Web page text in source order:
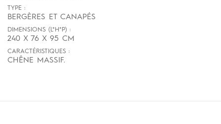
TYPE :
BERGÈRES ET CANAPÉS
DIMENSIONS (L*H*P) :
240 X 76 X 95 CM
CARACTÉRISTIQUES :
CHÊNE MASSIF.